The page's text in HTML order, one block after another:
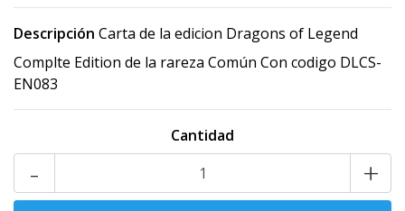
Descripción Carta de la edicion Dragons of Legend
Complte Edition de la rareza Común Con codigo DLCS-
EN083
Cantidad
+
-